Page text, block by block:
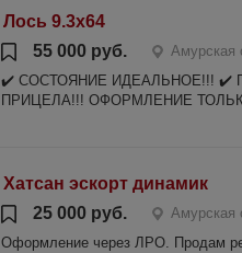
Лось 9.3х64
55 000 руб.
Амурская
✔️ СОСТОЯНИЕ ИДЕАЛЬНОЕ!!! ✔️
ПРИЦЕЛА!!! ОФОРМЛЕНИЕ
Хатсан эскорт динамик
25 000 руб.
Амурская
Оформление через ЛРО. Продам